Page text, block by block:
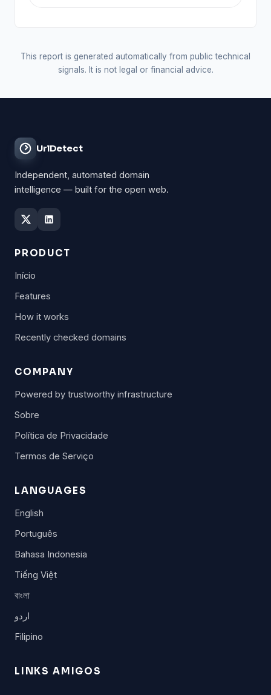
This report is generated automatically from public technical
signals. It is not legal or financial advice.
UrlDetect
Independent, automated domain
intelligence — built for the open web.
PRODUCT
Início
Features
How it works
Recently checked domains
COMPANY
Powered by trustworthy infrastructure
Sobre
Política de Privacidade
Termos de Serviço
LANGUAGES
English
Português
Bahasa Indonesia
Tiếng Việt
বাংলা
اردو
Filipino
LINKS AMIGOS